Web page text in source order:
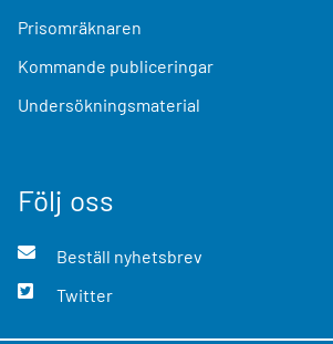
Prisomräknaren
Kommande publiceringar
Undersökningsmaterial
Följ oss
Beställ nyhetsbrev
Twitter